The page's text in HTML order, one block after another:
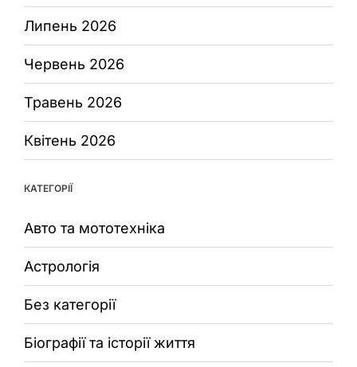
Липень 2026
Червень 2026
Травень 2026
Квітень 2026
КАТЕГОРІЇ
Авто та мототехніка
Астрологія
Без категорії
Біографії та історії життя